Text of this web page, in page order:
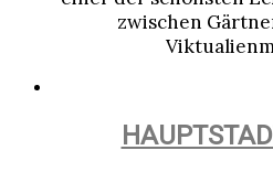
zwischen